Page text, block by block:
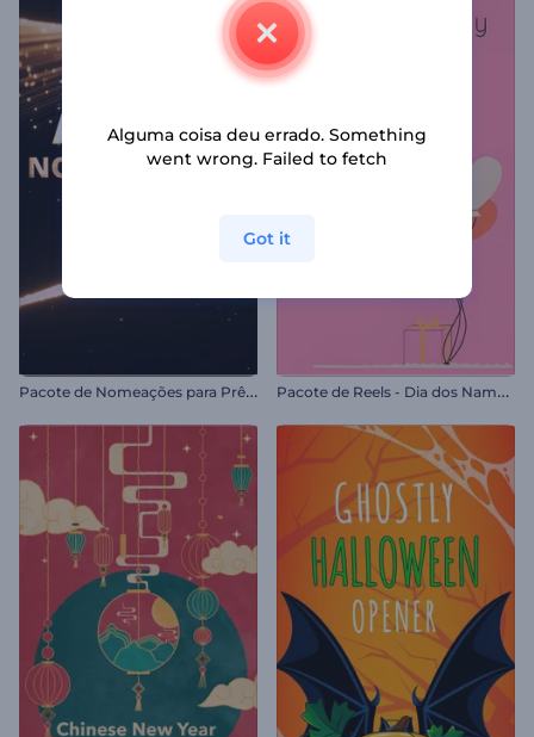
P
acote de Nomeações para Prêmios P
acote de Reels - Dia dos Namorados
Alguma coisa deu errado. Something
went wrong. Failed to fetch
Got it